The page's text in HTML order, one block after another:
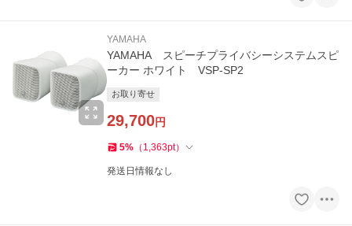
YAMAHA
YAMAHA スピーチプライバシーシステムスピ
ーカー ホワイト VSP-SP2
お取り寄せ
29,700円
5% （ 1,363pt）
発送日情報なし